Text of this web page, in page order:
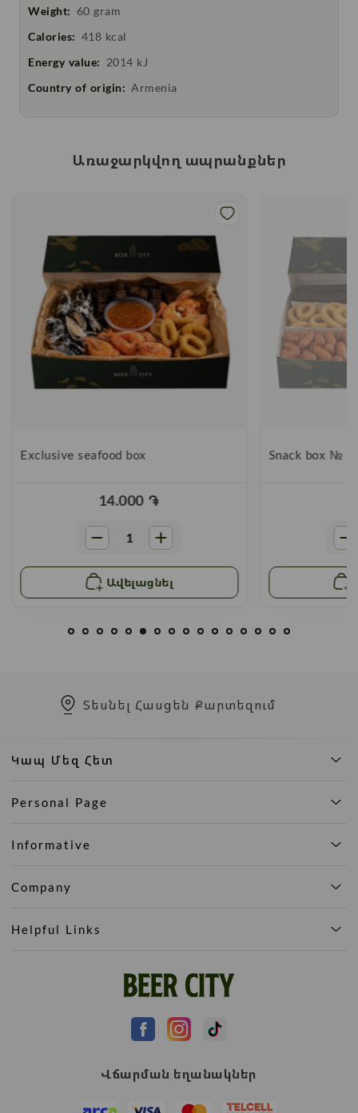
Weight: 60 gram
Calories: 418 kcal
Energy value: 2014 kJ
Country of origin: Armenia
Առաջարկվող ապրանքներ
Exclusive seafood box
14.000 ֏
Ավելացնել
Snack box № 3
Տեսնել Հասցեն Քարտեզում
Կապ Մեզ Հետ
Personal Page
Informative
Company
Helpful Links
Վճարման եղանակներ